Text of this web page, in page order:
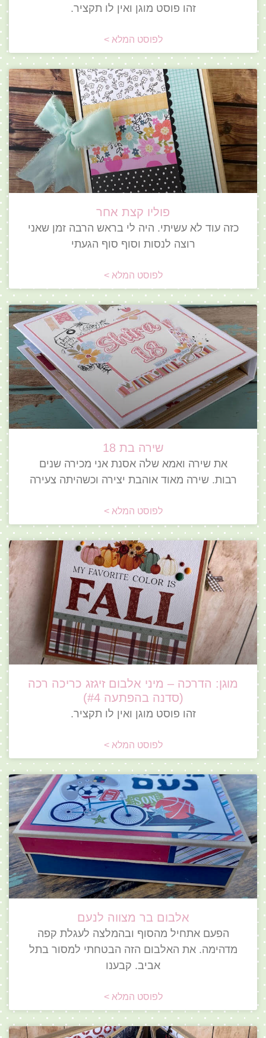
זהו פוסט מוגן ואין לו תקציר.
לפוסט המלא >
פוליו קצת אחר
כזה עוד לא עשיתי. היה לי בראש הרבה זמן שאני
רוצה לנסות וסוף סוף הגעתי
לפוסט המלא >
שירה בת 18
את שירה ואמא שלה אסנת אני מכירה שנים
רבות. שירה מאוד אוהבת יצירה וכשהיתה צעירה
לפוסט המלא >
מוגן: הדרכה – מיני אלבום זיגזג כריכה רכה
(סדנה בהפתעה #4)
זהו פוסט מוגן ואין לו תקציר.
לפוסט המלא >
אלבום בר מצווה לנעם
הפעם אתחיל מהסוף ובהמלצה לעגלת קפה
מדהימה. את האלבום הזה הבטחתי למסור בתל
אביב. קבענו
לפוסט המלא >